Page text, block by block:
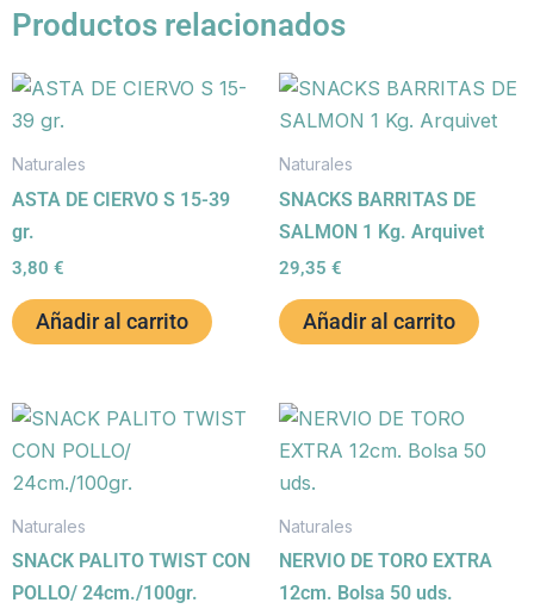
Productos relacionados
Naturales
ASTA DE CIERVO S 15-39
gr.
3,80 €
Añadir al carrito
Naturales
SNACKS BARRITAS DE
SALMON 1 Kg. Arquivet
29,35 €
Añadir al carrito
Naturales
SNACK PALITO TWIST CON
POLLO/ 24cm./100gr.
Naturales
NERVIO DE TORO EXTRA
12cm. Bolsa 50 uds.